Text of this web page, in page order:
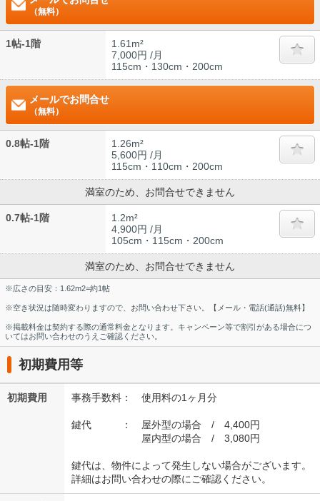
（無料）
1帖-1階
1.61m²
7,000円 /月
115cm・130cm・200cm
メールでお問合せ
（無料）
0.8帖-1階
1.26m²
5,600円 /月
115cm・110cm・200cm
満室のため、お問合せできません
0.7帖-1階
1.2m²
4,900円 /月
105cm・115cm・200cm
満室のため、お問合せできません
※広さの目安：1.62m2=約1帖
※空き状況は随時変わりますので、お問い合わせ下さい。【メール・電話(通話)無料】
※掲載料金は契約する際の通常料金となります。キャンペーン等で割引がある場合につ
いてはお問い合わせのうえご確認ください。
初期費用等
初期費用 事務手数料： 使用料の1ヶ月分
鍵代 ： 屋外型の場合 / 4,400円
屋内型の場合 / 3,080円
鍵代は、物件によって発生しない場合がございます。
詳細はお問い合わせの際にご確認ください。